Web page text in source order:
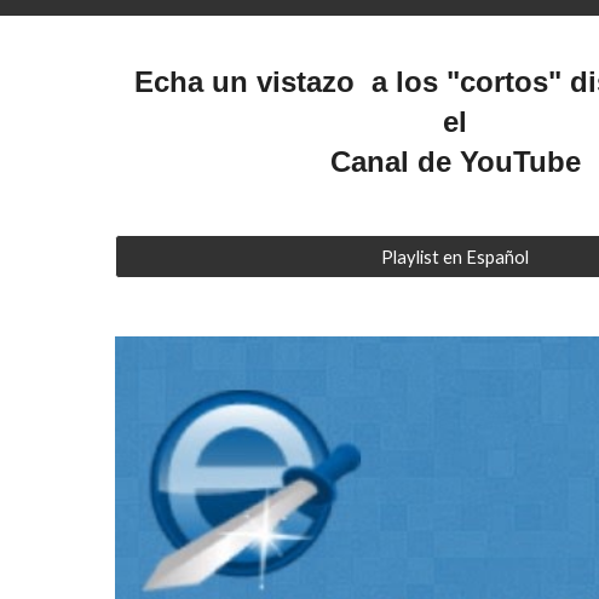
Echa un vistazo a los "cortos"
el
Canal de YouTube
Playlist en Español